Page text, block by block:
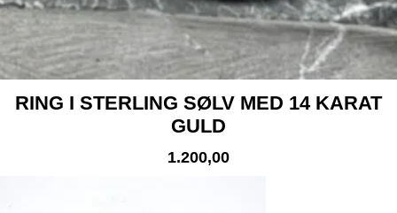
RING I STERLING SØLV MED 14 KARAT
GULD
1.200,00